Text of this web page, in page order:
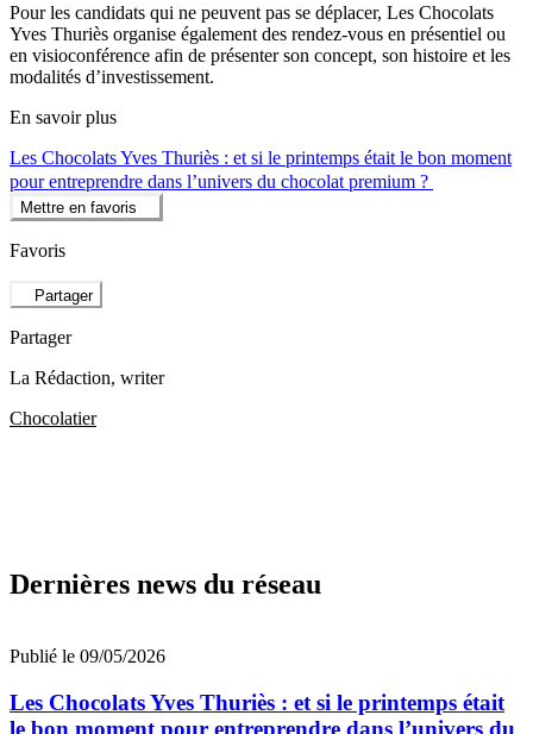
Pour les candidats qui ne peuvent pas se déplacer, Les Chocolats
Yves Thuriès organise également des rendez-vous en présentiel ou
en visioconférence afin de présenter son concept, son histoire et les
modalités d’investissement.
En savoir plus
Les Chocolats Yves Thuriès : et si le printemps était le bon moment
pour entreprendre dans l’univers du chocolat premium ?
Mettre en favoris
Favoris
Partager
Partager
La Rédaction, writer
Chocolatier
Dernières news du réseau
Publié le 09/05/2026
Les Chocolats Yves Thuriès : et si le printemps était
le bon moment pour entreprendre dans l’univers du